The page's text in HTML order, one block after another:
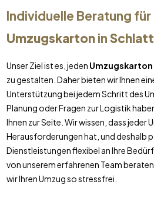
Individuelle Beratung für
UmzugskartoninSchlatt
Unser Ziel ist es, jeden Umzugskarton
zu gestalten. Daher bieten wir Ihnen
Unterstützung bei jedem Schritt des
Planung oder Fragen zur Logistik
Ihnen zur Seite. Wir wissen, dass jeder
Herausforderungen hat, und deshalb
Dienstleistungen flexibel an Ihre
von unserem erfahrenen Team
wir Ihren Umzug so stressfrei.